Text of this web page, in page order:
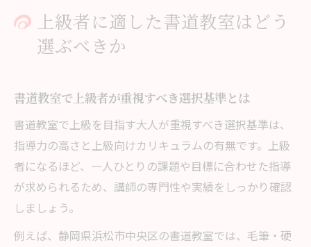
上級者に適した書道教室はどう
選ぶべきか
書道教室で上級者が重視すべき選択基準とは
書道教室で上級を目指す大人が重視すべき選択基準は、
指導力の高さと上級向けカリキュラムの有無です。上級
者になるほど、一人ひとりの課題や目標に合わせた指導
が求められるため、講師の専門性や実績をしっかり確認
しましょう。
例えば、静岡県浜松市中央区の書道教室では、毛筆・硬